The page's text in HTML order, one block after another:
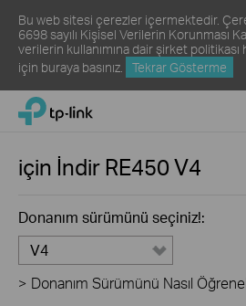
Bu web sitesi çerezler içermektedir.
6698 sayılı Kişisel Verilerin Korunması
verilerin kullanımına dair şirket politikası
için buraya basınız. Tekrar Gösterme
Click
navigation
TP-Link, Reliably Smart
için İndir RE450V4
Donanım sürümünü seçiniz!:
V4
> Donanım Sürümünü Nasıl